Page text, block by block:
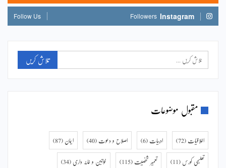
Instagram
Followers
Follow Us
مقبول موضوعات
اخلاقیات (72) ادبیات (6) اصلاح و دعوت (40) ایمان (87)
تعلیمی کورس (11) تعمیر شخصیت (115) خواتین و خانہ داری (34)